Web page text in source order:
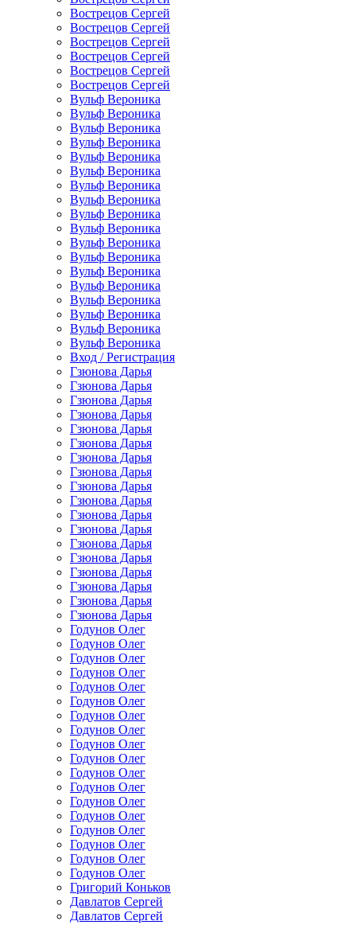
Вострецов Сергей
Вострецов Сергей
Вострецов Сергей
Вострецов Сергей
Вострецов Сергей
Вострецов Сергей
Вульф Вероника
Вульф Вероника
Вульф Вероника
Вульф Вероника
Вульф Вероника
Вульф Вероника
Вульф Вероника
Вульф Вероника
Вульф Вероника
Вульф Вероника
Вульф Вероника
Вульф Вероника
Вульф Вероника
Вульф Вероника
Вульф Вероника
Вульф Вероника
Вульф Вероника
Вульф Вероника
Вход / Регистрация
Гзюнова Дарья
Гзюнова Дарья
Гзюнова Дарья
Гзюнова Дарья
Гзюнова Дарья
Гзюнова Дарья
Гзюнова Дарья
Гзюнова Дарья
Гзюнова Дарья
Гзюнова Дарья
Гзюнова Дарья
Гзюнова Дарья
Гзюнова Дарья
Гзюнова Дарья
Гзюнова Дарья
Гзюнова Дарья
Гзюнова Дарья
Гзюнова Дарья
Годунов Олег
Годунов Олег
Годунов Олег
Годунов Олег
Годунов Олег
Годунов Олег
Годунов Олег
Годунов Олег
Годунов Олег
Годунов Олег
Годунов Олег
Годунов Олег
Годунов Олег
Годунов Олег
Годунов Олег
Годунов Олег
Годунов Олег
Годунов Олег
Григорий Коньков
Давлатов Сергей
Давлатов Сергей